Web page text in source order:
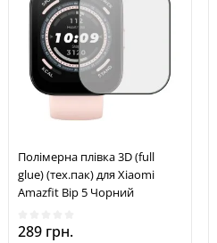
Полімерна плівка 3D (full
glue) (тех.пак) для Xiaomi
Amazfit Bip 5 Чорний
289 грн.